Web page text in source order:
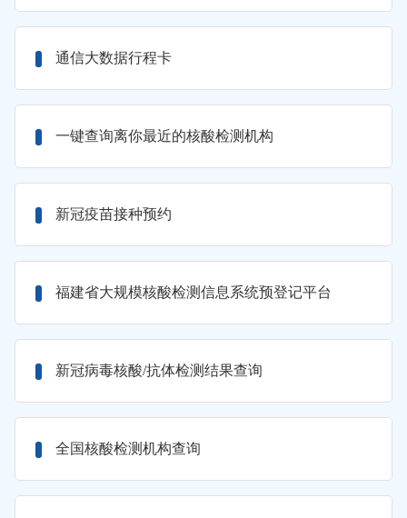
通信大数据行程卡
一键查询离你最近的核酸检测机构
新冠疫苗接种预约
福建省大规模核酸检测信息系统预登记平台
新冠病毒核酸/抗体检测结果查询
全国核酸检测机构查询